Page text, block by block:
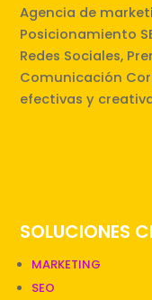
Agencia de
Posicionamiento
Redes Sociales,
Comunicación
efectivas y
SOLUCIONES
MARKETING
SEO